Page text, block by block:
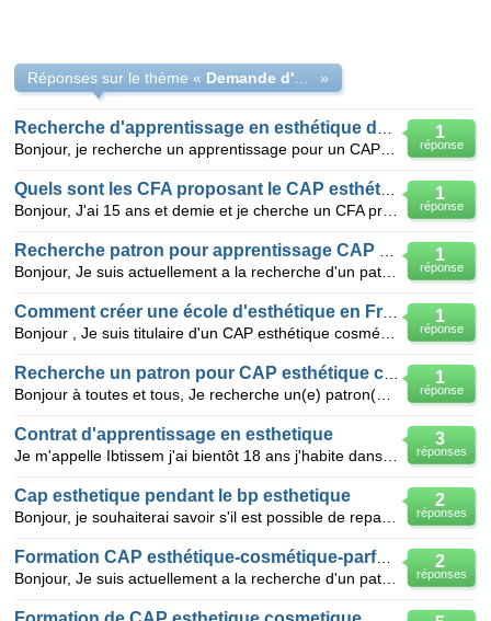
Réponses sur le thème « »
1
réponse
1
réponse
1
réponse
1
réponse
1
réponse
3
réponses
Contrat d'apprentissage en esthetique
2
réponses
Cap esthetique pendant le bp esthetique
2
réponses
Formation CAP esthétique-cosmétique-parfumerie